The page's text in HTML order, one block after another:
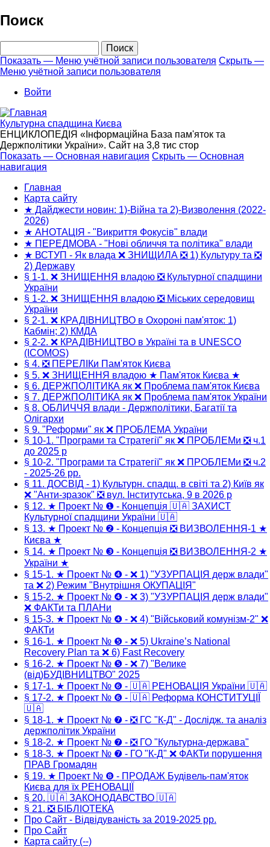
Перейти
к
основному
Поиск
Меню
учётной
записи
пользователя
Показать — Меню учётной записи пользователя Скрыть —
Меню учётной записи пользователя
Войти
Культурна спадщина Києва
ЕНЦИКЛОПЕДІЯ «Інформаційна База пам'яток та
Держполітики України». Сайт на 3,8 тис стор
Основная
навигация
Показать — Основная навигация Скрыть — Основная
навигация
Главная
Карта сайту
★ Дайджести новин: 1)-Війна та 2)-Визволення (2022-
2026)
★ АНОТАЦІЯ - "Викриття Фокусів" влади
★ ПЕРЕДМОВА - "Нові обличчя та політика" влади
★ ВСТУП - Як влада ❌ ЗНИЩИЛА ❎ 1) Культуру та ❎
2) Державу
§ 1-1. ❌ ЗНИЩЕННЯ владою ❎ Культурної спадщини
України
§ 1-2. ❌ ЗНИЩЕННЯ владою ❎ Міських середовищ
України
§ 2-1. ❌ КРАДІВНИЦТВО в Охороні пам'яток: 1)
Кабмін; 2) КМДА
§ 2-2. ❌ КРАДІВНИЦТВО в Україні та в UNESCO
(ICOMOS)
§ 4. ❎ ПЕРЕЛІКи Пам'яток Києва
§ 5. ❌ ЗНИЩЕННЯ владою ★ Пам'яток Києва ★
§ 6. ДЕРЖПОЛІТИКА як ❌ Проблема пам'яток Києва
§ 7. ДЕРЖПОЛІТИКА як ❌ Проблема пам'яток України
§ 8. ОБЛИЧЧЯ влади - Держполітики, Багатії та
Олігархи
§ 9. "Реформи" як ❌ ПРОБЛЕМА України
§ 10-1. "Програми та Стратегії" як ❌ ПРОБЛЕМи ❎ ч.1
до 2025 р
§ 10-2. "Програми та Стратегії" як ❌ ПРОБЛЕМи ❎ ч.2
- 2025-26 рр.
§ 11. ДОСВІД - 1) Культурн. спадщ. в світі та 2) Київ як
❌ "Анти-зразок" ❎ вул. Інститутська, 9 в 2026 р
§ 12. ★ Проект № ❶ - Концепція 🇺🇦 ЗАХИСТ
Культурної спадщини України 🇺🇦
§ 13. ★ Проект № ❷ - Концепція ❎ ВИЗВОЛЕННЯ-1 ★
Києва ★
§ 14. ★ Проект № ❸ - Концепція ❎ ВИЗВОЛЕННЯ-2 ★
України ★
§ 15-1. ★ Проект № ❹ - ❌ 1) "УЗУРПАЦІЯ держ влади"
та ❌ 2) Режим "Внутрішня ОКУПАЦІЯ"
§ 15-2. ★ Проект № ❹ - ❌ 3) "УЗУРПАЦІЯ держ влади"
❌ ФАКТи та ПЛАНи
§ 15-3. ★ Проект № ❹ - ❌ 4) "Військовий комунізм-2" ❌
ФАКТи
§ 16-1. ★ Проект № ❺ - ❌ 5) Ukraine’s National
Recovery Plan та ❌ 6) Fast Recovery
§ 16-2. ★ Проект № ❺ - ❌ 7) "Велике
(від)БУДІВНИЦТВО" 2025
§ 17-1. ★ Проект № ❻ - 🇺🇦 РЕНОВАЦІЯ України 🇺🇦
§ 17-2. ★ Проект № ❻ - 🇺🇦 Реформа КОНСТИТУЦІЇ
🇺🇦
§ 18-1. ★ Проект № ❼ - ❎ ГС "К-Д" - Дослідж. та аналіз
держполітик України
§ 18-2. ★ Проект № ❼ - ❎ ГО "Культурна-держава"
§ 18-3. ★ Проект № ❼ - ГО "К-Д" ❌ ФАКТи порушення
ПРАВ Громадян
§ 19. ★ Проект № ❽ - ПРОДАЖ Будівель-пам'яток
Києва для їх РЕНОВАЦІЇ
§ 20. 🇺🇦 ЗАКОНОДАВСТВО 🇺🇦
§ 21. ❎ БІБЛІОТЕКА
Про Сайт - Відвідуваність за 2019-2025 рр.
Про Сайт
Карта сайту (--)